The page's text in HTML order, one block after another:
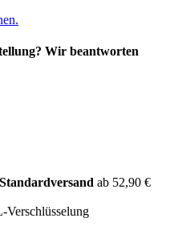
Wir beantworten
ab 52,90 €
Verschlüsselung